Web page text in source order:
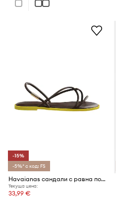
-15%
-5%* с код: FS
Havaianas сандали с равна подметка дамски UNA MANGA
Текуща цена:
33,99 €